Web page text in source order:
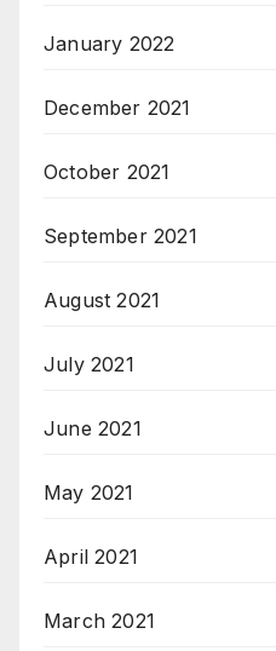
January 2022
December 2021
October 2021
September 2021
August 2021
July 2021
June 2021
May 2021
April 2021
March 2021